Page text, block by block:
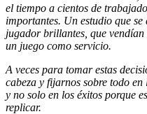
el tiempo a cientos de
importantes. Un estudio que
jugador brillantes, que
un juego como servicio.
A veces para tomar estas
cabeza y fijarnos sobre todo
y no solo en los éxitos porque
replicar.